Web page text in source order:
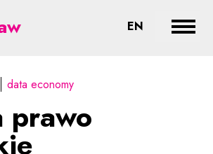
autorskie -
EN CHANGE
data economy
prawo